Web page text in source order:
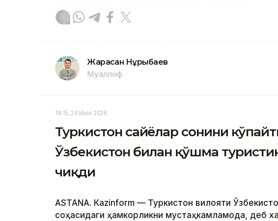
Жарасқан Нұрыбаев
Муаллиф
18:15, 24 Июл 2026
Туркистон сайёҳлар сонини
Ўзбекистон билан қўшма
чиқди
ASTANА. Кazinform — Туркистон вилояти
соҳасидаги ҳамкорликни мустаҳкамламоқда, деб